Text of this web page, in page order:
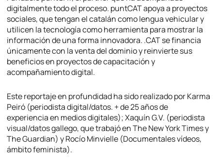
digitalmente todo el proceso. puntCAT apoya a proyectos
sociales, que tengan el catalán como lengua vehicular y
utilicen la tecnología como herramienta para mostrar la
información de una forma innovadora. .CAT se financia
únicamente con la venta del dominio y reinvierte sus
beneficios en proyectos de capacitación y
acompañamiento digital.
Este reportaje en profundidad ha sido realizado por Karma
Peiró (periodista digital/datos. + de 25 años de
experiencia en medios digitales); Xaquín G.V. (periodista
visual/datos gallego, que trabajó en The New York Times y
The Guardian) y Rocío Minvielle (Documentales vídeos,
ámbito feminista).